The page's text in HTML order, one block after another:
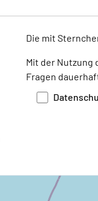
Spamschutzfeld.
Die mit
Mit der Nutzung
Fragen